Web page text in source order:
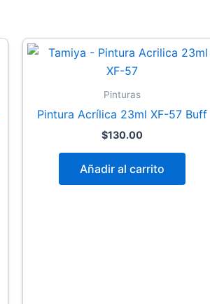
Pinturas
Pintura Acrílica 23ml XF-57 Buff
$130.00
Añadir al carrito